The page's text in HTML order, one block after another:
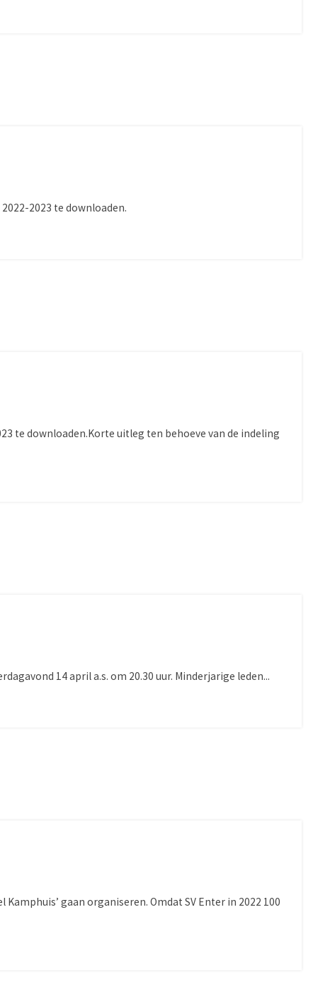
2023 te downloaden.
te downloaden.Korte uitleg ten behoeve van de indeling
14 april a.s. om 20.30 uur. Minderjarige leden...
gaan organiseren. Omdat SV Enter in 2022 100